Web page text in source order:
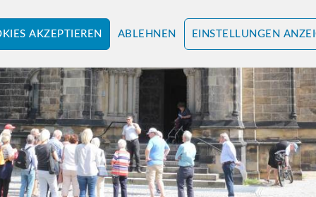
AKZEPTIEREN ABLEHNEN EINSTELLUNGEN